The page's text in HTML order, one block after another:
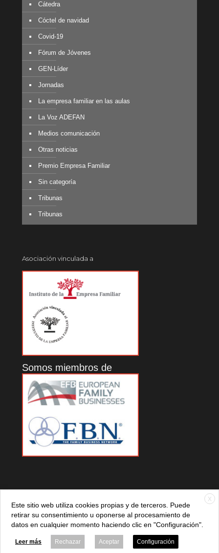
Cátedra
Cóctel de navidad
Covid-19
Fórum de Jóvenes
GEN-Líder
Jornadas
La empresa familiar en las aulas
La Voz ADEFAN
Medios comunicación
Otras noticias
Premio Empresa Familiar
Sin categoría
Tribunas
Tribunas
Asociación vinculada a
Somos miembros de
881 |Política de privacidad|Aviso legal |Política de cookies
X
Este sitio web utiliza cookies propias y de terceros. Puede
retirar su consentimiento u oponerse al procesamiento de
datos en cualquier momento haciendo clic en "Configuración".
Leer más Rechazar Aceptar Configuración